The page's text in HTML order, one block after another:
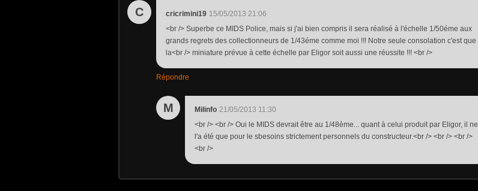
C cricrimini19 15/05/2013 21:06
<br /> Superbe ce MIDS Police, mais si j'ai bien compris il sera réalisé à l'échelle 1/50éme aux
grands regrets des collectionneurs de 1/43éme comme moi !!! Notre seule consolation c'est que
la<br /> miniature prévue à cette échelle par Eligor soit aussi une réussite !!! <br />
Répondre
M Milinfo 21/05/2013 11:30
<br /> <br /> Oui le MIDS devrait être au 1/48ème... quant à celui produit par Eligor, il ne
l'a été que pour le sbesoins strictement personnels du constructeur.<br /> <br /> <br />
<br />